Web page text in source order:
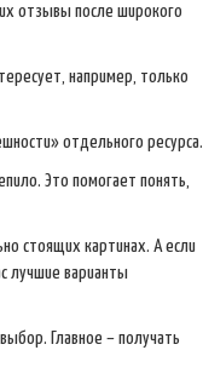
отзывы после широкого
например, только
отдельного ресурса.
Это помогает понять,
стоящих картинах. А если
лучшие варианты
Главное – получать